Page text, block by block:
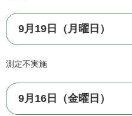
9月19日（月曜日）
測定不実施
9月16日（金曜日）